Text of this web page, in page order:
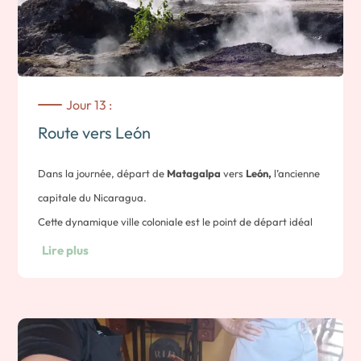
tranquilles et de cascades, parfaites pour une baignade
rafraîchissante.
Déjeuner dans la communauté (inclus).
Jour 13 :
Route vers León
Dans la journée, départ de Matagalpa vers León, l’ancienne
capitale du Nicaragua.
Cette dynamique ville coloniale est le point de départ idéal
pour découvrir la région et ses nombreux volcans ou les
Sur la route, vous pourrez partir découvrir lesHervideros de
San Jacinto
Lire plus